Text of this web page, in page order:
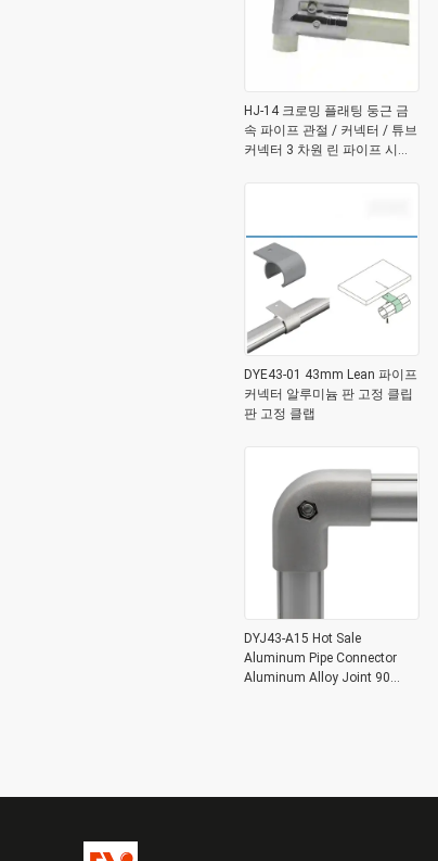
HJ-14 크로밍 플래팅 둥근 금
속 파이프 관절 / 커넥터 / 튜브
커넥터 3 차원 린 파이프 시스
DYE43-01 43mm Lean 파이프
커넥터 알루미늄 판 고정 클립
판 고정 클랩
DYJ43-A15 Hot Sale
Aluminum Pipe Connector
Aluminum Alloy Joint 90